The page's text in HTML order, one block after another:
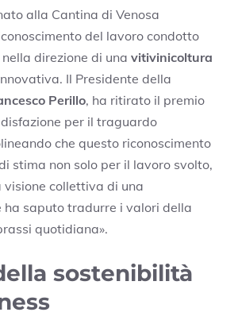
alla Cantina di Venosa
del lavoro condotto
direzione di una vitivinicoltura
Il Presidente della
Perillo, ha ritirato il premio
per il traguardo
che questo riconoscimento
stima non solo per il lavoro svolto,
visione collettiva di una
ha saputo tradurre i valori della
quotidiana».
sostenibilità